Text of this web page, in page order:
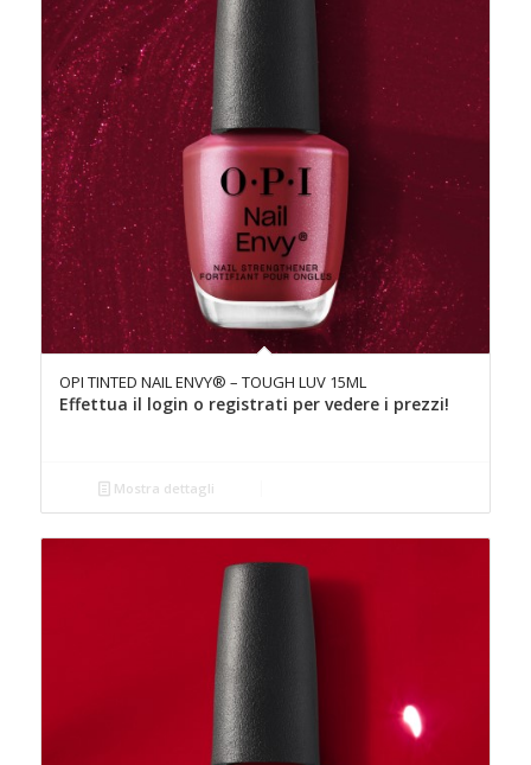
OPI TINTED NAIL ENVY® – TOUGH LUV 15ML
Effettua il login o registrati per vedere i prezzi!
Mostra dettagli